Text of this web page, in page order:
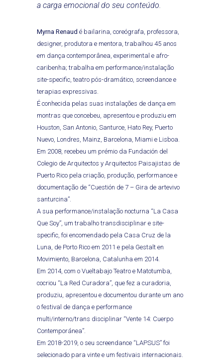
a carga emocional do seu conteúdo.
Myrna Renaud é bailarina, coreógrafa, professora,
designer, produtora e mentora, trabalhou 45 anos
em dança contemporânea, experimental e afro-
caribenha; trabalha em performance/instalação
site-specific, teatro pós-dramático, screendance e
terapias expressivas.
É conhecida pelas suas instalações de dança em
montras que concebeu, apresentou e produziu em
Houston, San Antonio, Santurce, Hato Rey, Puerto
Nuevo, Londres, Mainz, Barcelona, Miami e Lisboa.
Em 2008, recebeu um prémio da Fundación del
Colegio de Arquitectos y Arquitectos Paisajistas de
Puerto Rico pela criação, produção, performance e
documentação de “Cuestión de 7 – Gira de artevivo
santurcina”.
A sua performance/instalação nocturna “La Casa
Que Soy”, um trabalho transdisciplinar e site-
specific, foi encomendado pela Casa Cruz de la
Luna, de Porto Rico em 2011 e pela Gestalt en
Movimiento, Barcelona, Catalunha em 2014.
Em 2014, com o Vueltabajo Teatro e Matotumba,
cocriou “La Red Curadora”, que fez a curadoria,
produziu, apresentou e documentou durante um ano
o festival de dança e performance
multi/interno/trans disciplinar “Vente 14: Cuerpo
Contemporánea”.
Em 2018-2019, o seu screendance “LAPSUS” foi
selecionado para vinte e um festivais internacionais.